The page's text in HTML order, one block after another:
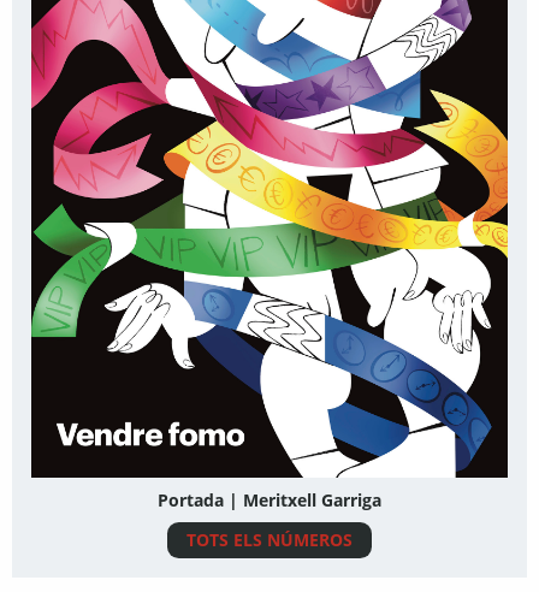
Portada | Meritxell Garriga
TOTS ELS NÚMEROS